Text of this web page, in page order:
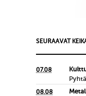
SEURAAVAT
07.08
08.08